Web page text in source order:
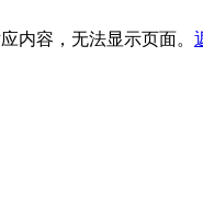
内容，无法显示页面。